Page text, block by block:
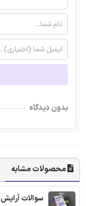
بدون دیدگاه
محصولات مشابه
سوالات